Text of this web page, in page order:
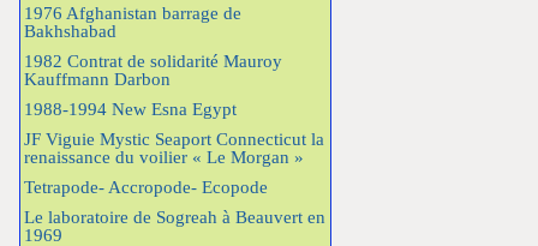
1976 Afghanistan barrage de
Bakhshabad
1982 Contrat de solidarité Mauroy
Kauffmann Darbon
1988-1994 New Esna Egypt
JF Viguie Mystic Seaport Connecticut la
renaissance du voilier « Le Morgan »
Tetrapode- Accropode- Ecopode
Le laboratoire de Sogreah à Beauvert en
1969